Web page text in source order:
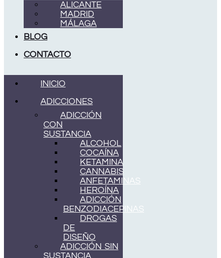
ALICANTE
MADRID
MÁLAGA
BLOG
CONTACTO
INICIO
ADICCIONES
ADICCIÓN
CON
SUSTANCIA
ALCOHOL
COCAÍNA
KETAMINA
CANNABIS
ANFETAMINAS
HEROÍNA
ADICCIÓN
BENZODIACEPINAS
DROGAS
DE
DISEÑO
ADICCIÓN SIN
SUSTANCIA